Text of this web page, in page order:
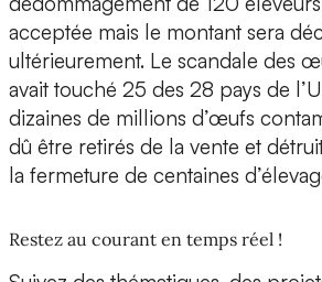
acceptée mais le montant sera
ultérieurement. Le scandale des
avait touché 25 des 28 pays de
dizaines de millions d’œufs
dû être retirés de la vente et
la fermeture de centaines
Restez au courant en temps réel !